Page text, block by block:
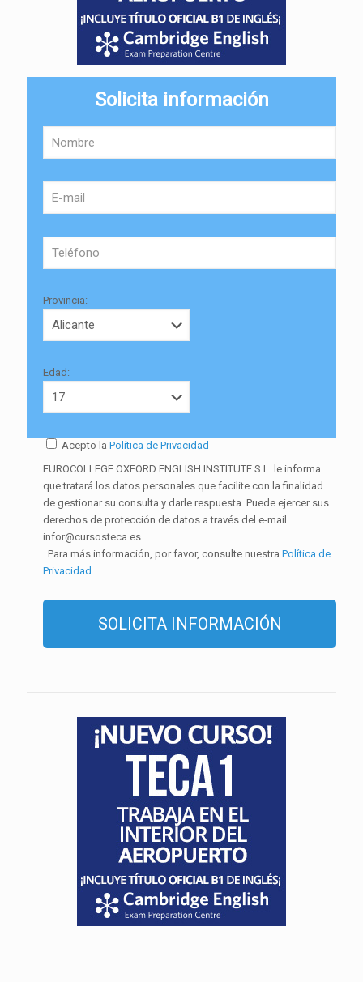
Solicita información
Provincia:
Edad:
Acepto la Política de Privacidad
EUROCOLLEGE OXFORD ENGLISH INSTITUTE S.L. le informa
que tratará los datos personales que facilite con la finalidad
de gestionar su consulta y darle respuesta. Puede ejercer sus
derechos de protección de datos a través del e-mail
infor@cursosteca.es.
. Para más información, por favor, consulte nuestra Política de
Privacidad